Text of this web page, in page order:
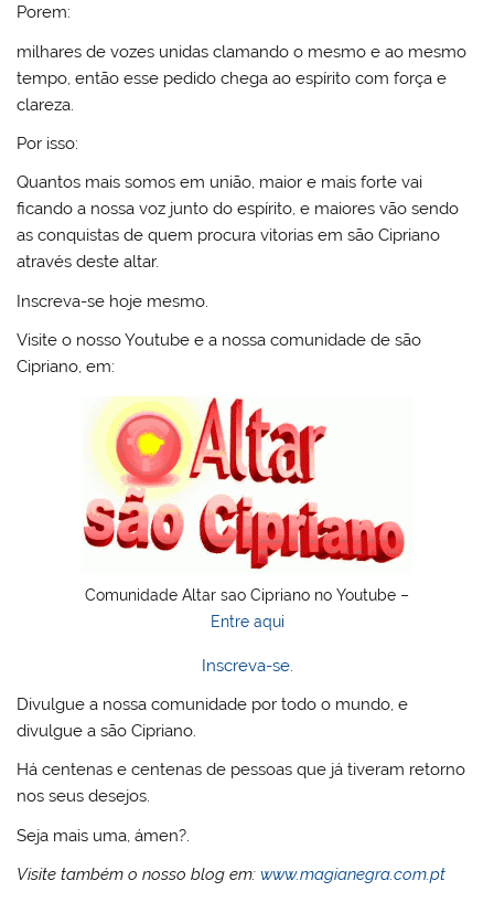
Porem:
milhares de vozes unidas clamando o mesmo e ao mesmo
tempo, então esse pedido chega ao espírito com força e
clareza.
Por isso:
Quantos mais somos em união, maior e mais forte vai
ficando a nossa voz junto do espírito, e maiores vão sendo
as conquistas de quem procura vitorias em são Cipriano
através deste altar.
Inscreva-se hoje mesmo.
Visite o nosso Youtube e a nossa comunidade de são
Cipriano, em:
Comunidade Altar sao Cipriano no Youtube –
Entre aqui
Inscreva-se.
Divulgue a nossa comunidade por todo o mundo, e
divulgue a são Cipriano.
Há centenas e centenas de pessoas que já tiveram retorno
nos seus desejos.
Seja mais uma, ámen?.
Visite também o nosso blog em:www.magianegra.com.pt